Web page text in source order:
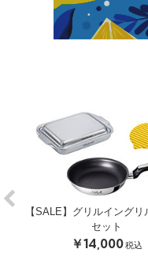
【SALE】グリルイングリ
セット
￥14,000 税込